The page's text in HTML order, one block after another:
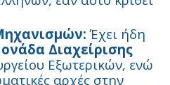
Έχει ήδη
Διαχείρισης
Εξωτερικών, ενώ
αρχές στην